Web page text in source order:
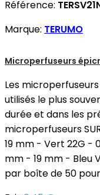
Référence:
Marque: TERUMO
Microperfuseurs
Les microperfuseurs
utilisés le plus
durée et dans les
microperfuseurs
19 mm - Vert 22G -
mm - 19 mm - Bleu
par boîte de 50